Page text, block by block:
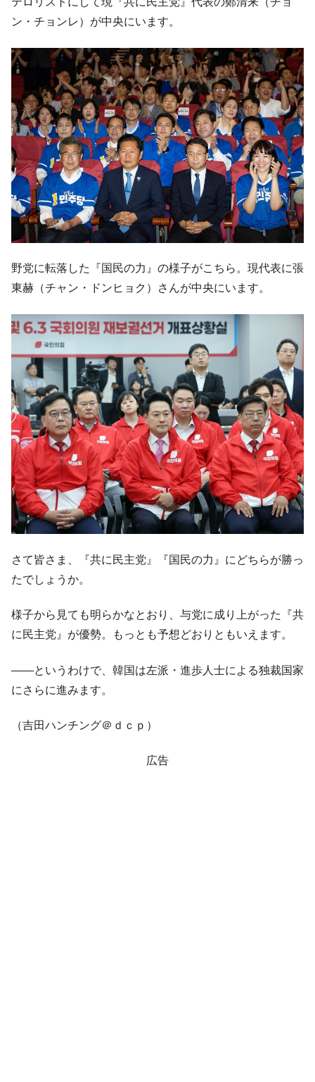
『Money1』
韓国大統領府ボンクラ政策室長が告発され
断
『Money1』
韓国･警察職員が「丸刈りになって抗議活
動」
『Money1』
中国だけが鉄鋼輸出を異常増加させる ⇒ 中
国の過剰生産が世界を蝕む。
『Money1』
韓国製造業「半導体絶好調」のウラで他業
種は全般的「不調」⇒ PSIが示す現況は決して良くない。
『Money1』
【米韓激突案件】韓国消費者院が『クーパ
ン』1人当たり賠償10万ウォンを認定 ⇒ 総額3兆7,000億
『Money1』 韓国で猛暑。南東部では干ばつ
「KDDX」1番艦、2032年竣工と公示
『Money1』
【対日本円】ウォン安が急進！ 日米の協調
『Money1』
韓国政府『BYD』車への補助金を全廃 ⇒ 実
は韓国で『BYD』車は売れている。6カ月で対前年同期比
1.9倍！
『Money1』
在韓米国大使スティールが着韓！⇒ さっそ
く空港に詰めかけ「出て行け！」「極右勢力」のプラカー
ドを掲げる「在韓反米勢力」
『Money1』
韓国政府「2035年までに18.4GW規模のAIデ
ータセンター整備」⇒ だから無理だってば。
『Money1』
JPモルガン「韓国レバレッジETFの清算は
ほぼ終わった」
『Money1』
韓国『国民年金公団』株価暴落で200兆蒸
発。
『Money1』
韓国政府「ニセＫ-ブランドを通報しようキ
ぎ」では。
『Money1』
韓国鉄鋼最大手『POSCO』ズブズブ沈む。
『Money1』
米国下院「韓国の公務員個人をターゲット
にぶん殴る法案」提出！⇒ クーパン問題は合衆国企業に対
『Money1』
韓国ボンクラ政策室長･金容範、株価暴落に
韓国半導体『SKハイニックス』2026年2Qの
ン・チョンレ）が中央にいます。
野党に転落した『国民の力』の様子がこちら。現代表に張
東赫（チャン・ドンヒョク）さんが中央にいます。
さて皆さま、『共に民主党』『国民の力』にどちらが勝っ
たでしょうか。
様子から見ても明らかなとおり、与党に成り上がった『共
に民主党』が優勢。もっとも予想どおりともいえます。
――というわけで、韓国は左派・進歩人士による独裁国家
にさらに進みます。
（吉田ハンチング＠ｄｃｐ）
広告